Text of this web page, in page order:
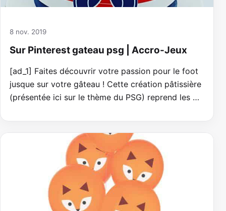
8 nov. 2019
Sur Pinterest gateau psg | Accro-Jeux
[ad_1] Faites découvrir votre passion pour le foot
jusque sur votre gâteau ! Cette création pâtissière
(présentée ici sur le thème du PSG) reprend les …